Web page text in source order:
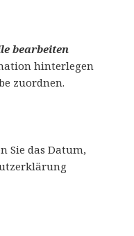
bearbeiten
hinterlegen
zuordnen.
Sie das Datum,